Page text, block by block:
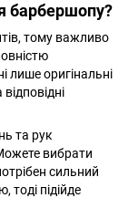
барбершопу?
тому важливо
лише оригінальні
та рук
вибрати
сильний
тоді підійде